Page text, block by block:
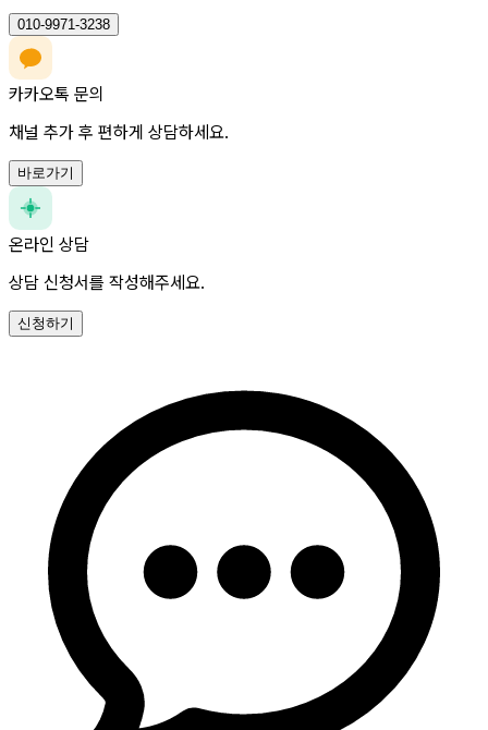
010-9971-3238
카카오톡 문의
채널 추가 후 편하게 상담하세요.
바로가기
온라인 상담
상담 신청서를 작성해주세요.
신청하기